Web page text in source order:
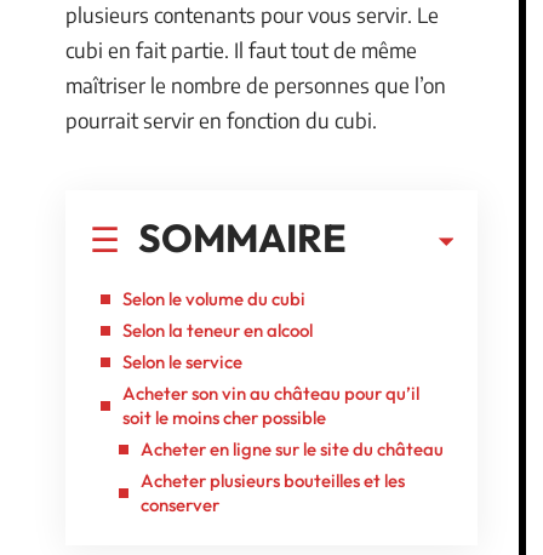
plusieurs contenants pour vous servir. Le
cubi en fait partie. Il faut tout de même
maîtriser le nombre de personnes que l’on
pourrait servir en fonction du cubi.
SOMMAIRE
Selon le volume du cubi
Selon la teneur en alcool
Selon le service
Acheter son vin au château pour qu’il
soit le moins cher possible
Acheter en ligne sur le site du château
Acheter plusieurs bouteilles et les
conserver